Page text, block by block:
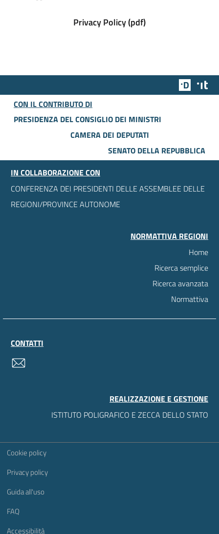
Privacy Policy (pdf)
Team
CON IL CONTRIBUTO DI
PRESIDENZA DEL CONSIGLIO DEI MINISTRI
CAMERA DEI DEPUTATI
SENATO DELLA REPUBBLICA
IN COLLABORAZIONE CON
CONFERENZA DEI PRESIDENTI DELLE ASSEMBLEE DELLE
REGIONI/PROVINCE AUTONOME
NORMATTIVA REGIONI
Home
Ricerca semplice
Ricerca avanzata
Normattiva
CONTATTI
REALIZZAZIONE E GESTIONE
ISTITUTO POLIGRAFICO E ZECCA DELLO STATO
Sezione Link Utili
Cookie policy
Privacy policy
Guida all'uso
FAQ
Accessibilità